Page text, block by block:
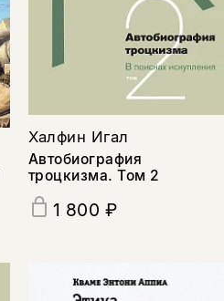
Халфин Игал
Автобиография
троцкизма. Том 2
1 800 ₽